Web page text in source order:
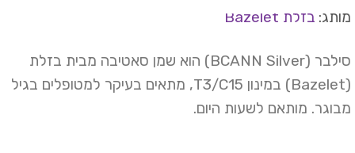
בזלת Bazelet
סילבר (BCANN Silver) הוא שמן סאטיבה מבית בזלת
(Bazelet) במינון T3/C15, מתאים בעיקר למטופלים בגיל
מותאם לשעות היום.